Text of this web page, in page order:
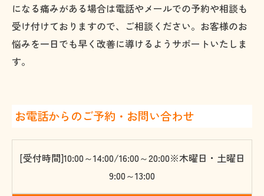
になる痛みがある場合は電話やメールでの予約や相談も
受け付けておりますので、ご相談ください。お客様のお
悩みを一日でも早く改善に導けるようサポートいたしま
す。
お電話からのご予約・お問い合わせ
[受付時間]10:00～14:00/16:00～20:00※木曜日・土曜日
9:00～13:00